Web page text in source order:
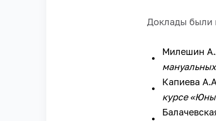
Доклады были
Милешин
Капиева
курсе